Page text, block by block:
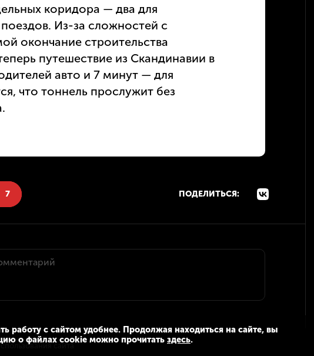
коридора — два для
Из-за сложностей с
окончание строительства
путешествие из Скандинавии в
авто и 7 минут — для
что тоннель прослужит без
7 ПОДЕЛИТЬСЯ:
сайта
работу с сайтом удобнее. Продолжая находиться на сайте, вы
о файлах cookie можно прочитать здесь.